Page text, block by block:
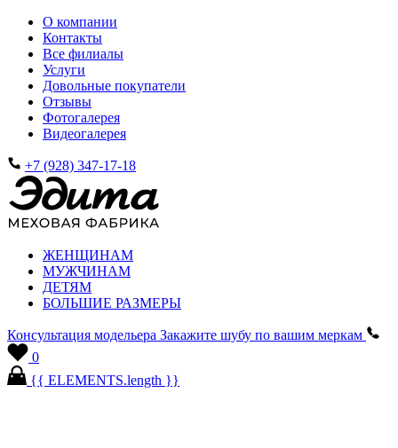
О компании
Контакты
Все филиалы
Услуги
Довольные покупатели
Отзывы
Фотогалерея
Видеогалерея
+7 (928) 347-17-18
ЖЕНЩИНАМ
МУЖЧИНАМ
ДЕТЯМ
БОЛЬШИЕ РАЗМЕРЫ
Консультация модельера Закажите шубу по вашим меркам
0
{{ ELEMENTS.length }}